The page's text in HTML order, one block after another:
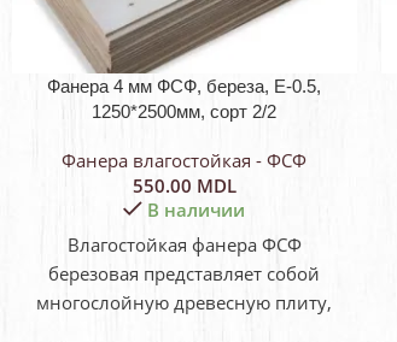
Фанера 4 мм ФСФ, береза, E-0.5,
1250*2500мм, сорт 2/2
Фанера влагостойкая - ФСФ
550.00 MDL
В наличии
Влагостойкая фанера ФСФ
березовая представляет собой
многослойную древесную плиту,